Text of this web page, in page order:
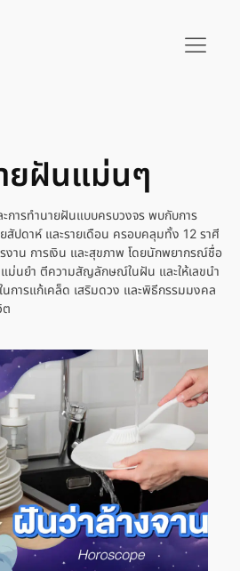
ยฝันแม่นๆ
ะการทำนายฝันแบบครบวงจร พบกับการ
สัปดาห์ และรายเดือน ครอบคลุมทั้ง 12 ราศี
งาน การเงิน และสุขภาพ โดยนักพยากรณ์ชื่อ
ม่นยำ ตีความสัญลักษณ์ในฝัน และให้เลขนำ
การแก้เคล็ด เสริมดวง และพิธีกรรมมงคล
ต